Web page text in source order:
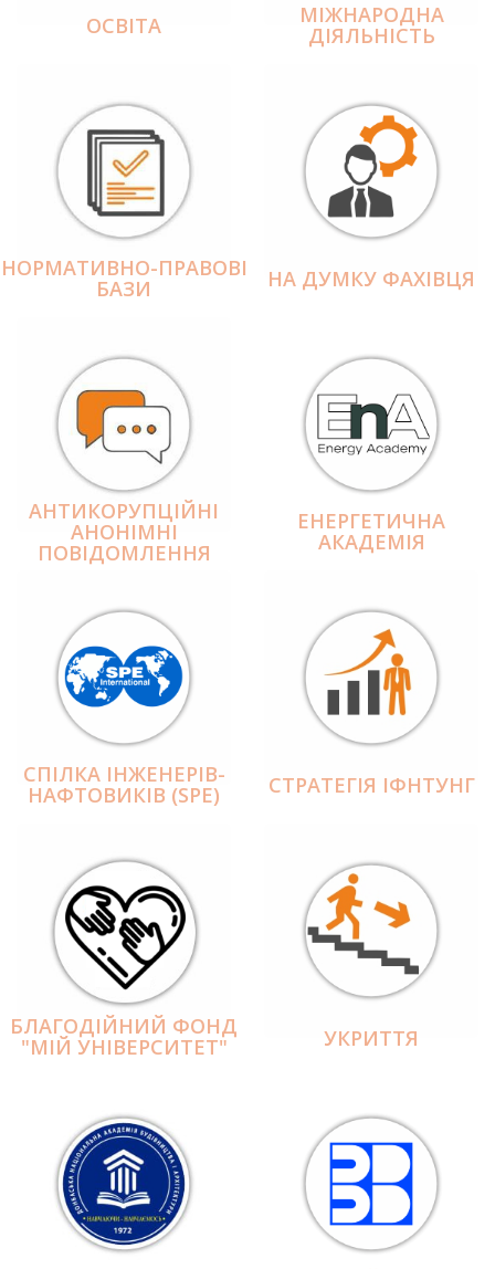
ОСВІТА МІЖНАРОДНА
ДІЯЛЬНІCТЬ
НОРМАТИВНО-ПРАВОВІ
БАЗИ НА ДУМКУ ФАХІВЦЯ
АНТИКОРУПЦІЙНІ
АНОНІМНІ
ПОВІДОМЛЕННЯ
ЕНЕРГЕТИЧНА
АКАДЕМІЯ
СПІЛКА ІНЖЕНЕРІВ-
НАФТОВИКІВ (SPE) СТРАТЕГІЯ ІФНТУНГ
БЛАГОДІЙНИЙ ФОНД
"МІЙ УНІВЕРСИТЕТ" УКРИТТЯ